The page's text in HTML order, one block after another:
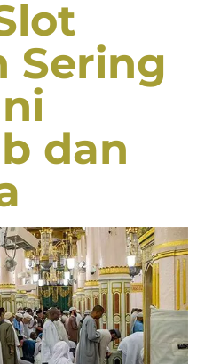
Sering
dan